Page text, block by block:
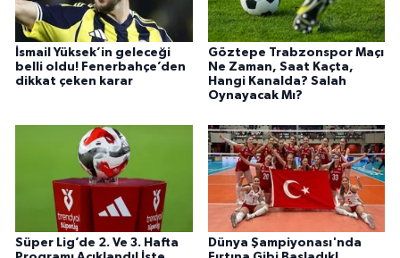
İsmail Yüksek’in geleceği
belli oldu! Fenerbahçe’den
dikkat çeken karar
Göztepe Trabzonspor Maçı
Ne Zaman, Saat Kaçta,
Hangi Kanalda? Salah
Oynayacak Mı?
Süper Lig’de 2. Ve 3. Hafta
Dünya Şampiyonası'nda